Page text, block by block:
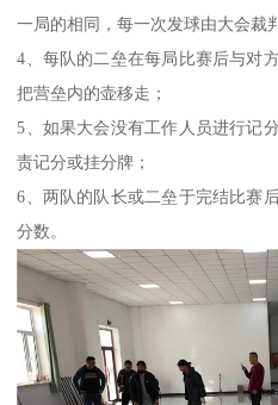
一局的相同，每一次发球由大会裁
4、每队的二垒在每局比赛后与对
把营垒内的壶移走；
5、如果大会没有工作人员进行记
责记分或挂分牌；
6、两队的队长或二垒于完结比赛
分数。